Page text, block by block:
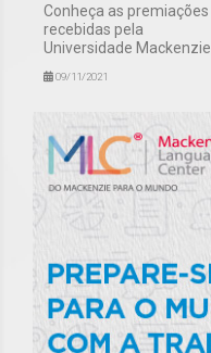
Conheça as premiações
recebidas pela
Universidade Mackenzie
09/11/2021